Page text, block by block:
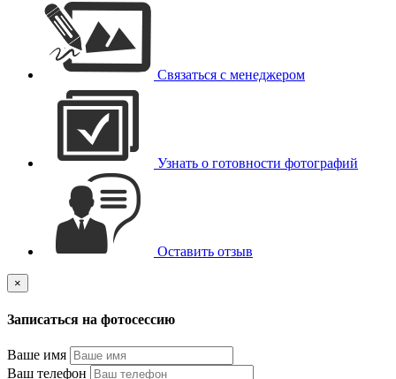
Связаться с менеджером
Узнать о готовности фотографий
Оставить отзыв
×
Записаться на фотосессию
Ваше имя
Ваш телефон